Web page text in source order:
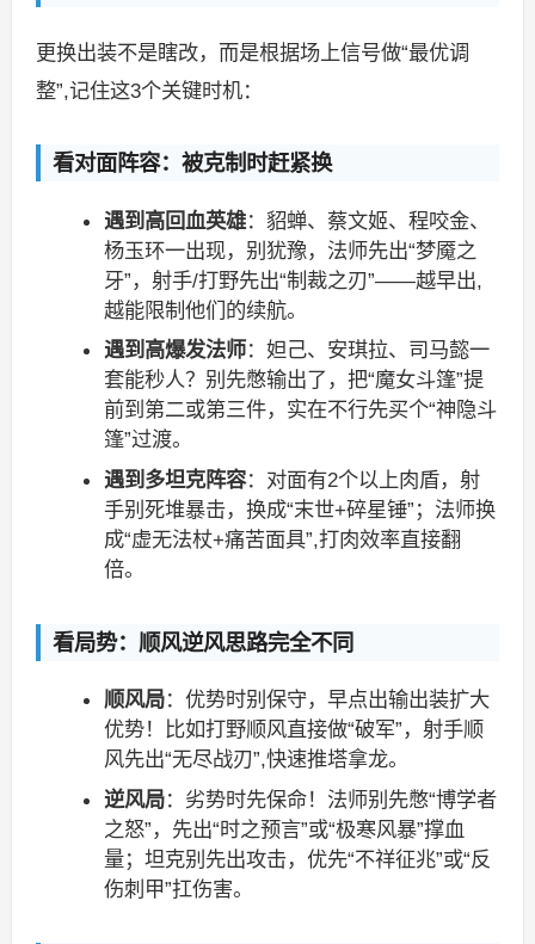
更换出装不是瞎改，而是根据场上信号做“最优调
整”,记住这3个关键时机：
看对面阵容：被克制时赶紧换
遇到高回血英雄：貂蝉、蔡文姬、程咬金、
杨玉环一出现，别犹豫，法师先出“梦魇之
牙”，射手/打野先出“制裁之刃”——越早出,
越能限制他们的续航。
遇到高爆发法师：妲己、安琪拉、司马懿一
套能秒人？别先憋输出了，把“魔女斗篷”提
前到第二或第三件，实在不行先买个“神隐斗
篷”过渡。
遇到多坦克阵容：对面有2个以上肉盾，射
手别死堆暴击，换成“末世+碎星锤”；法师换
成“虚无法杖+痛苦面具”,打肉效率直接翻
倍。
看局势：顺风逆风思路完全不同
顺风局：优势时别保守，早点出输出装扩大
优势！比如打野顺风直接做“破军”，射手顺
风先出“无尽战刃”,快速推塔拿龙。
逆风局：劣势时先保命！法师别先憋“博学者
之怒”，先出“时之预言”或“极寒风暴”撑血
量；坦克别先出攻击，优先“不祥征兆”或“反
伤刺甲”扛伤害。